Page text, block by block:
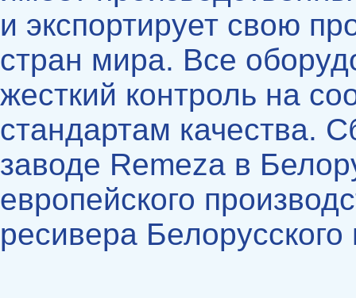
и экспортирует свою
стран мира. Все
жесткий контроль на
стандартам качества.
заводе Remeza в
европейского
ресивера Белорусского